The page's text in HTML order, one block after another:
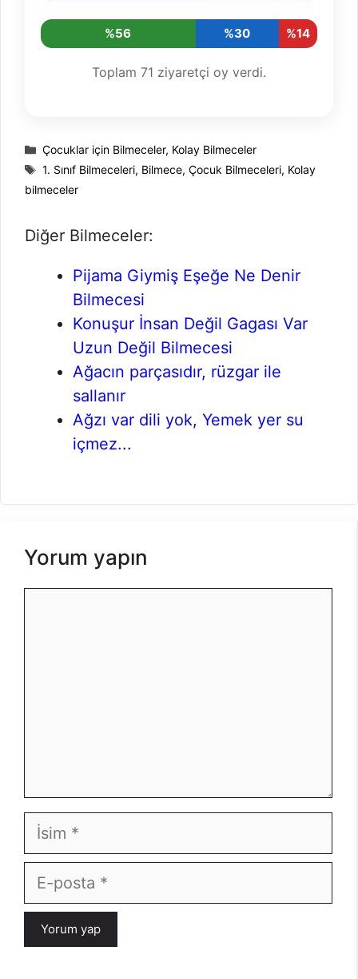
%56 %30 %14
Toplam 71 ziyaretçi oy verdi.
Kategoriler
Çocuklar için Bilmeceler, Kolay Bilmeceler
Etiketler
1. Sınıf Bilmeceleri, Bilmece,Çocuk Bilmeceleri, Kolay
bilmeceler
Diğer Bilmeceler:
Pijama Giymiş Eşeğe Ne Denir
Bilmecesi
Konuşur İnsan Değil Gagası Var
Uzun Değil Bilmecesi
Ağacın parçasıdır, rüzgar ile
sallanır
Ağzı var dili yok, Yemek yer su
içmez...
Yorum yapın
İsim
E-
posta